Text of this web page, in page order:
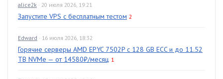
alice2k · 20 июля 2026, 19:21
Запустите VPS с бесплатным тестом 2
Edward · 16 июля 2026, 18:32
Горячие серверы AMD EPYC 7502P с 128 GB ECC и до 11.52
TB NVMe — от 14580₽/месяц 1